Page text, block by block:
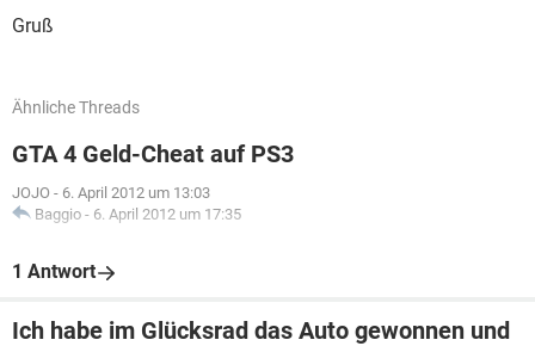
Gruß
Ähnliche Threads
GTA 4 Geld-Cheat auf PS3
JOJO - 6. April 2012 um 13:03
Baggio - 6. April 2012 um 17:35
1 Antwort
Ich habe im Glücksrad das Auto gewonnen und